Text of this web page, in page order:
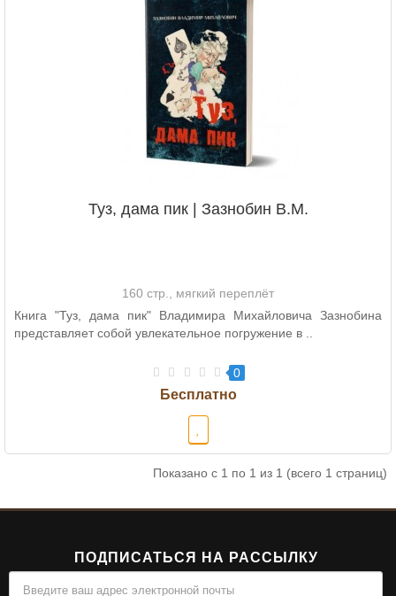
Туз, дама пик | Зазнобин В.М.
160 стр., мягкий переплёт
Книга "Туз, дама пик" Владимира Михайловича Зазнобина
представляет собой увлекательное погружение в ..
0
Показано с 1 по 1 из 1 (всего 1 страниц)
ПОДПИСАТЬСЯ НА РАССЫЛКУ